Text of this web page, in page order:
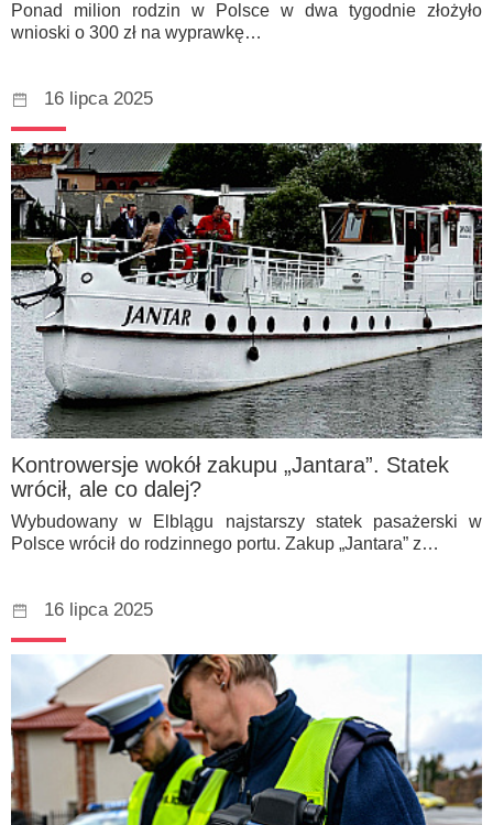
Ponad milion rodzin w Polsce w dwa tygodnie złożyło
wnioski o 300 zł na wyprawkę…
16 lipca 2025
Kontrowersje wokół zakupu „Jantara”. Statek
wrócił, ale co dalej?
Wybudowany w Elblągu najstarszy statek pasażerski w
Polsce wrócił do rodzinnego portu. Zakup „Jantara” z…
16 lipca 2025